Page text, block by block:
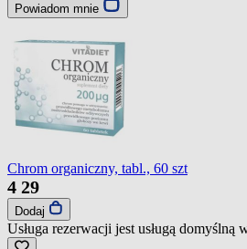
Powiadom mnie
Chrom organiczny, tabl., 60 szt
4 29
Dodaj
Usługa rezerwacji jest usługą domyślną